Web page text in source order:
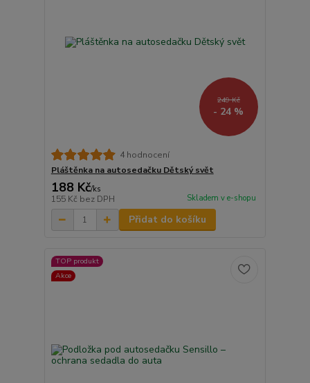
249 Kč
- 24 %
4 hodnocení
Pláštěnka na autosedačku Dětský svět
188 Kč/ks
155 Kč bez DPH Skladem v e-shopu
Přidat do košíku
TOP produkt
Akce